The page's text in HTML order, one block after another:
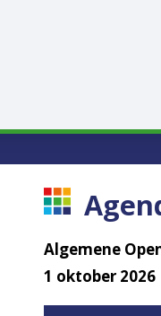
Algemene
1 oktober 2026